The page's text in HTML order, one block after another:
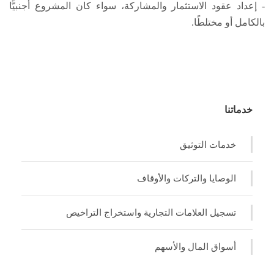
- إعداد عقود الاستثمار والمشاركة، سواء كان المشروع أجنبيًّا
بالكامل أو مختلطًا.
خدماتنا
خدمات التوثيق
الوصايا والتركات والأوقاف
تسجيل العلامات التجارية واستخراج التراخيص
أسواق المال والأسهم